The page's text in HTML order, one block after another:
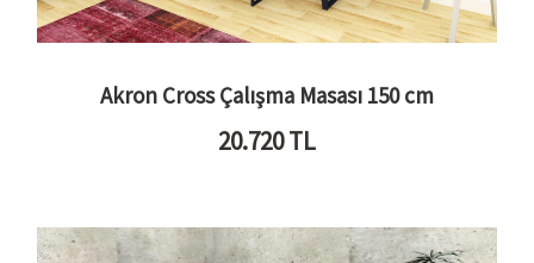
Akron Cross Çalışma Masası 150 cm
20.720TL